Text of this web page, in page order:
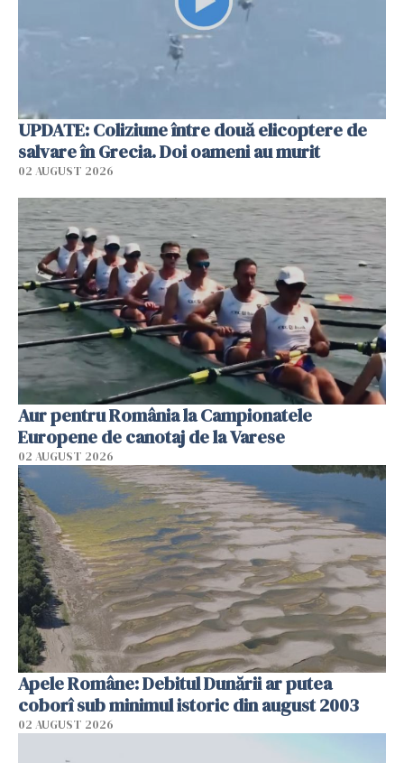
UPDATE: Coliziune între două elicoptere de
salvare în Grecia. Doi oameni au murit
02 AUGUST 2026
Aur pentru România la Campionatele
Europene de canotaj de la Varese
02 AUGUST 2026
Apele Române: Debitul Dunării ar putea
coborî sub minimul istoric din august 2003
02 AUGUST 2026